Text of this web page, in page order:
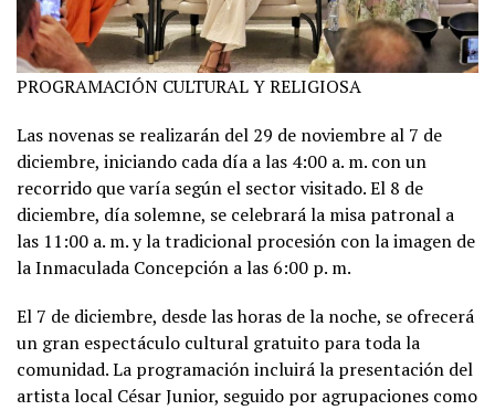
PROGRAMACIÓN CULTURAL Y RELIGIOSA
Las novenas se realizarán del 29 de noviembre al 7 de
diciembre, iniciando cada día a las 4:00 a. m. con un
recorrido que varía según el sector visitado. El 8 de
diciembre, día solemne, se celebrará la misa patronal a
las 11:00 a. m. y la tradicional procesión con la imagen de
la Inmaculada Concepción a las 6:00 p. m.
El 7 de diciembre, desde las horas de la noche, se ofrecerá
un gran espectáculo cultural gratuito para toda la
comunidad. La programación incluirá la presentación del
artista local César Junior, seguido por agrupaciones como